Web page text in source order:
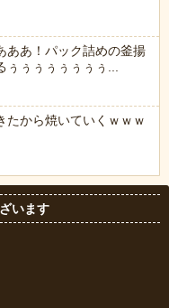
ああ！パック詰めの釜揚
ぅぅぅぅぅぅぅ...
たから焼いていくｗｗｗ
います